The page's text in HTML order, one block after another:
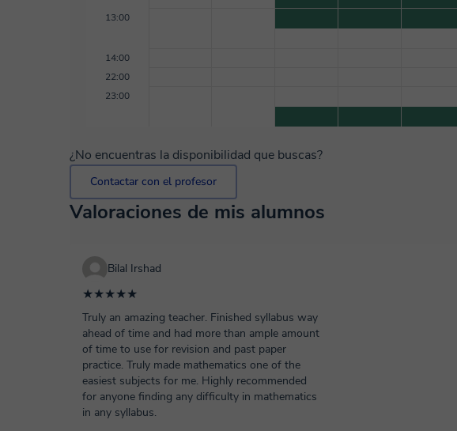
13:00
14:00
22:00
23:00
¿No encuentras la disponibilidad que buscas?
Contactar con el profesor
Valoraciones de mis alumnos
Bilal Irshad
★★★★★
Truly an amazing teacher. Finished syllabus way
ahead of time and had more than ample amount
of time to use for revision and past paper
practice. Truly made mathematics one of the
easiest subjects for me. Highly recommended
for anyone finding any difficulty in mathematics
in any syllabus.